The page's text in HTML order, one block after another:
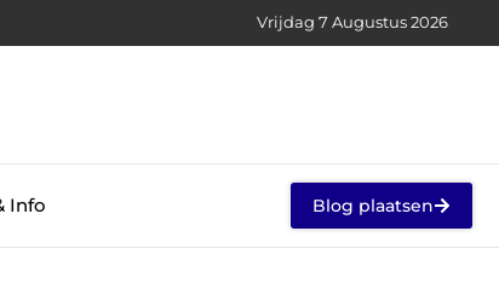
Vrijdag 7 Augustus 2026
Info Blog plaatsen